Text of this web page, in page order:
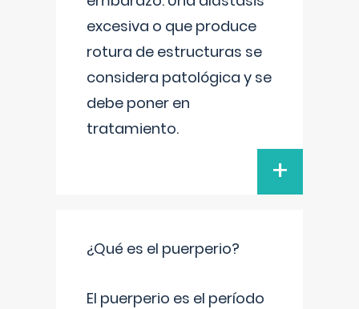
excesiva o que produce
rotura de estructuras se
considera patológica y se
debe poner en
tratamiento.
+
¿Qué es el puerperio?
El puerperio es el período